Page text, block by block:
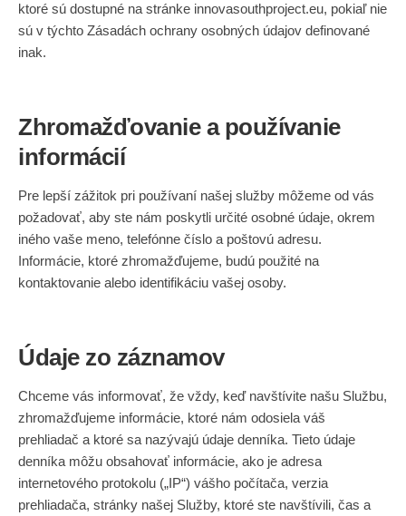
ktoré sú dostupné na stránke innovasouthproject.eu, pokiaľ nie
sú v týchto Zásadách ochrany osobných údajov definované
inak.
Zhromažďovanie a používanie
informácií
Pre lepší zážitok pri používaní našej služby môžeme od vás
požadovať, aby ste nám poskytli určité osobné údaje, okrem
iného vaše meno, telefónne číslo a poštovú adresu.
Informácie, ktoré zhromažďujeme, budú použité na
kontaktovanie alebo identifikáciu vašej osoby.
Údaje zo záznamov
Chceme vás informovať, že vždy, keď navštívite našu Službu,
zhromažďujeme informácie, ktoré nám odosiela váš
prehliadač a ktoré sa nazývajú údaje denníka. Tieto údaje
denníka môžu obsahovať informácie, ako je adresa
internetového protokolu („IP“) vášho počítača, verzia
prehliadača, stránky našej Služby, ktoré ste navštívili, čas a